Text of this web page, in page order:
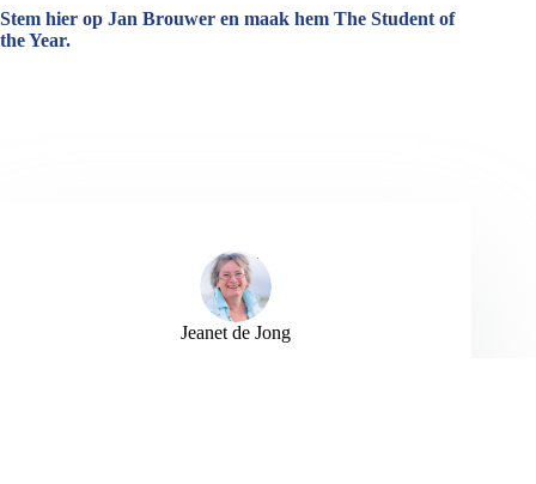
Stem hier op Jan Brouwer en maak hem The Student of
the Year.
Jeanet de Jong